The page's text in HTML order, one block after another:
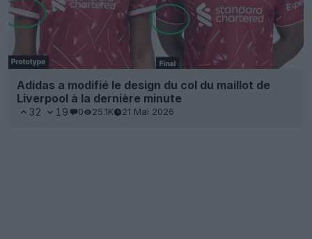
Adidas a modifié le design du col du maillot de
Liverpool à la dernière minute
32 19 0 25.1K 21 Mai 2026